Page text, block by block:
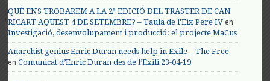
QUÈ ENS TROBAREM A LA 2ª EDICIÓ DEL TRASTER DE CAN
RICART AQUEST 4 DE SETEMBRE? – Taula de l'Eix Pere IV en
Investigació, desenvolupament i producció: el projecte MaCus
Anarchist genius Enric Duran needs help in Exile – The Free
enComunicat d’Enric Duran des de l’Exili 23-04-19